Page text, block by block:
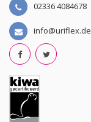
02336 4084678
info@uriflex.de